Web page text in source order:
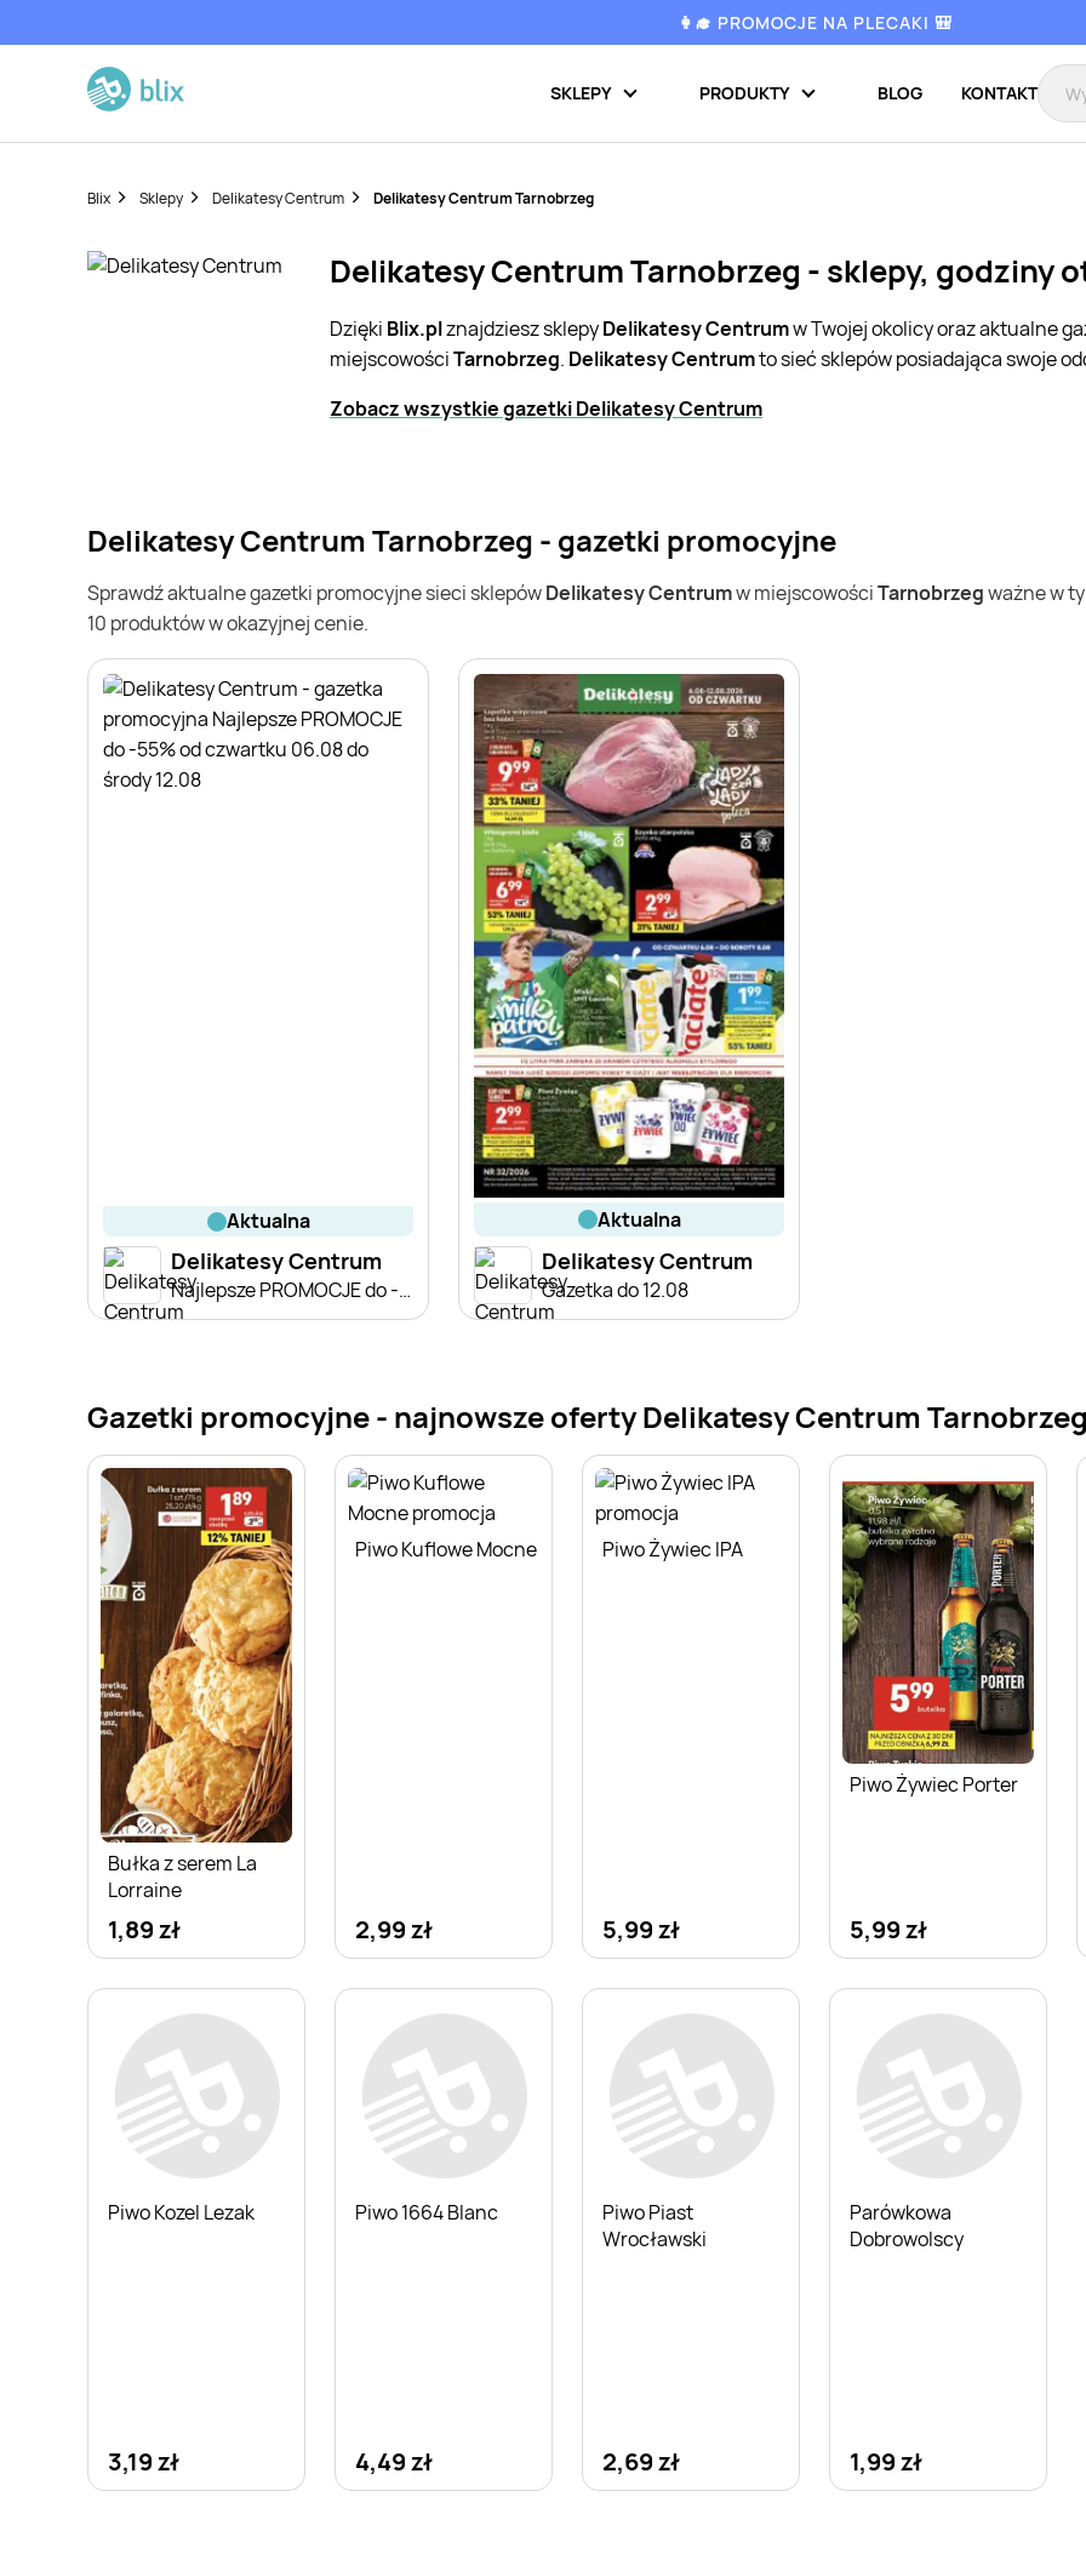
👩‍🎓 PROMOCJE NA PLECAKI 🎒
SKLEPY PRODUKTY BLOG KONTAKT
Blix Sklepy Delikatesy Centrum Delikatesy Centrum Tarnobrzeg
Delikatesy Centrum Tarnobrzeg - sklepy, godziny
Dzięki Blix.plznajdziesz sklepyDelikatesy Centrumw Twojej okolicy oraz aktualne
miejscowościTarnobrzeg. Delikatesy Centrumto sieć sklepów posiadająca swoje
Zobacz wszystkie gazetki Delikatesy Centrum
Delikatesy Centrum Tarnobrzeg - gazetki promocyjne
Sprawdź aktualne gazetki promocyjne sieci sklepówDelikatesy Centrumw miejscowościTarnobrzegważne w
10 produktów w okazyjnej cenie.
aktualna
Delikatesy Centrum
Najlepsze PROMOCJE do -55%
aktualna
Delikatesy Centrum
Gazetka do 12.08
Gazetki promocyjne - najnowsze oferty Delikatesy Centrum
Bułka z serem La
Lorraine
1,89 zł
Piwo Kuflowe Mocne
2,99 zł
Piwo Żywiec IPA
5,99 zł
Piwo Żywiec Porter
5,99 zł
Piwo Kozel Lezak
3,19 zł
Piwo 1664 Blanc
4,49 zł
Piwo Piast
2,69 zł
Parówkowa
Dobrowolscy
1,99 zł